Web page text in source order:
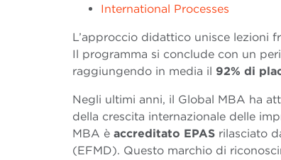
International Processes
L’approccio didattico unisce lezioni
Il programma si conclude con un
raggiungendo in media il 92% di
Negli ultimi anni, il Global MBA ha
della crescita internazionale delle
MBA è accreditato EPAS rilasciato
(EFMD). Questo marchio di